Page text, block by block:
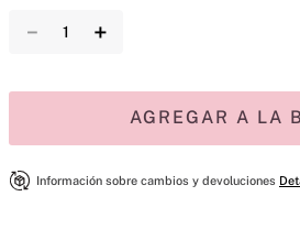
＋
－
AGREGAR A LA
Información sobre cambios y devoluciones